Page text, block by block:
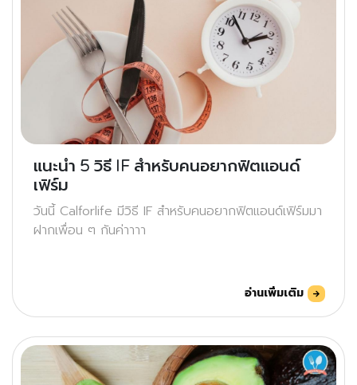
แนะนำ 5 วิธี IF สำหรับคนอยากฟิตแอนด์
เฟิร์ม
วันนี้ Calforlife มีวิธี IF สำหรับคนอยากฟิตแอนด์เฟิร์มมา
ฝากเพื่อน ๆ กันค่าาาา
อ่านเพิ่มเติม